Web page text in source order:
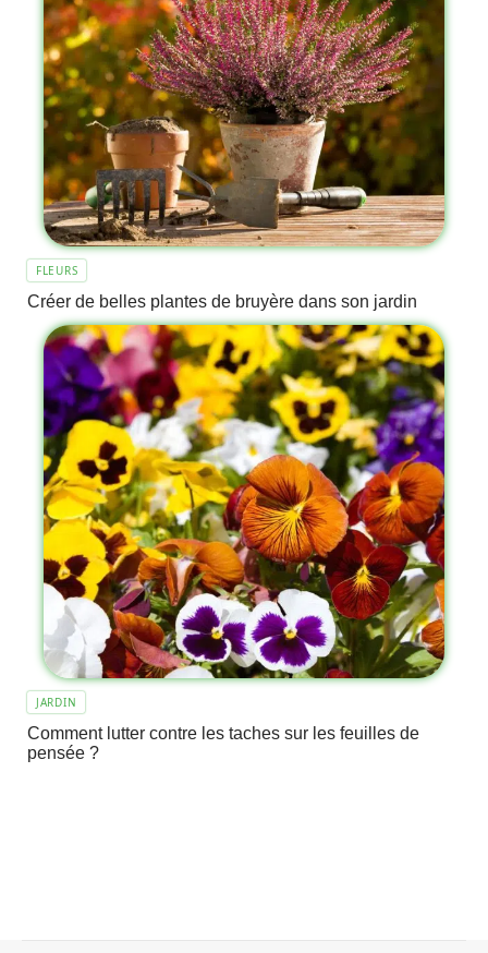
FLEURS
Créer de belles plantes de bruyère dans son jardin
JARDIN
Comment lutter contre les taches sur les feuilles de
pensée ?